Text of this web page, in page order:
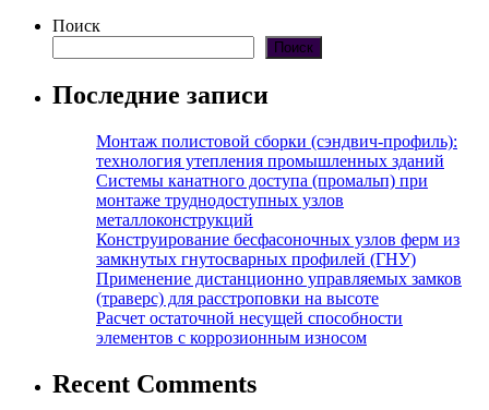
Поиск
Поиск
Последние записи
Монтаж полистовой сборки (сэндвич-профиль):
технология утепления промышленных зданий
Системы канатного доступа (промальп) при
монтаже труднодоступных узлов
металлоконструкций
Конструирование бесфасоночных узлов ферм из
замкнутых гнутосварных профилей (ГНУ)
Применение дистанционно управляемых замков
(траверс) для расстроповки на высоте
Расчет остаточной несущей способности
элементов с коррозионным износом
Recent Comments